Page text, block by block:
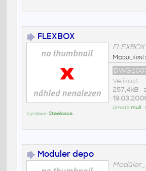
FLEXBOX
Modulární
Velikost
257,4kB•
Umístil:mull •
Výrobce:Steelcase
Moduler depo